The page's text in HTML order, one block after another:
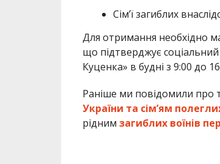
Сімʼї загиблих
Для отримання необхідно
що підтверджує соціальний
Куценка» в будні з 9:00 до
Раніше ми повідомили про
України та сім’ям
рідним загиблих воїнів